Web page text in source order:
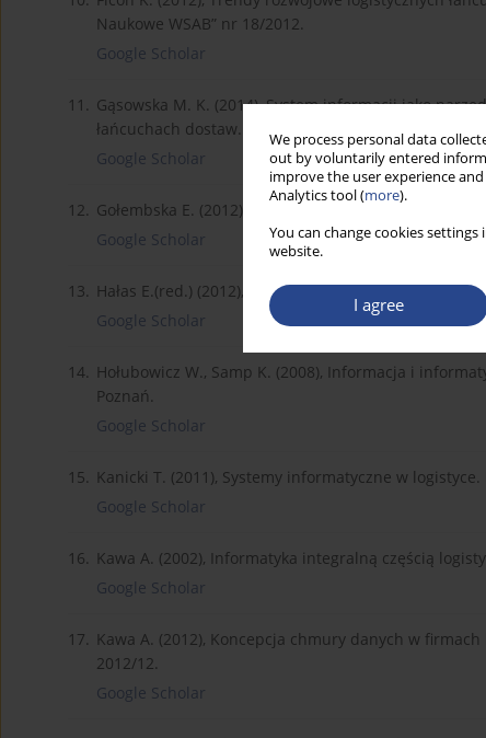
We process personal data
out by voluntarily entered
improve the user experience
Analytics tool (more).
You can change cookies
website.
I agree
Naukowe WSAB” nr 18/2012.
Google Scholar
11. Gąsowska M. K. (2014), System informacji jako
łańcuchach dostaw. ZN PŚl. Ser. Organizacja i
Google Scholar
12. Gołembska E. (2012), Logistyka. C.H. Beck Warszawa.
Google Scholar
13. Hałas E.(red.) (2012), Kody kreskowe i inne globalne
Google Scholar
14. Hołubowicz W., Samp K. (2008), Informacja i
Poznań.
Google Scholar
15. Kanicki T. (2011), Systemy informatyczne w
Google Scholar
16. Kawa A. (2002), Informatyka integralną częścią
Google Scholar
17. Kawa A. (2012), Koncepcja chmury danych w
2012/12.
Google Scholar